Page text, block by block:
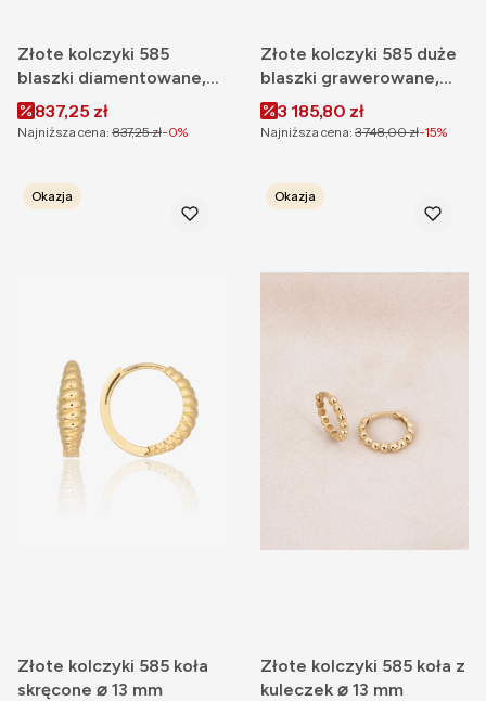
Złote kolczyki 585
blaszki diamentowane,
zapięcie angielskie
Cena promocyjna
837,25 zł
Najniższa cena: 837,25 zł-0%
Złote kolczyki 585 duże
blaszki grawerowane,
zapięcie angielskie
Cena promocyjna
3 185,80 zł
Najniższa cena: 3 748,00 zł-15%
Okazja
Złote kolczyki 585 koła
skręcone ⌀ 13 mm
Okazja
Złote kolczyki 585 koła z
kuleczek ⌀ 13 mm